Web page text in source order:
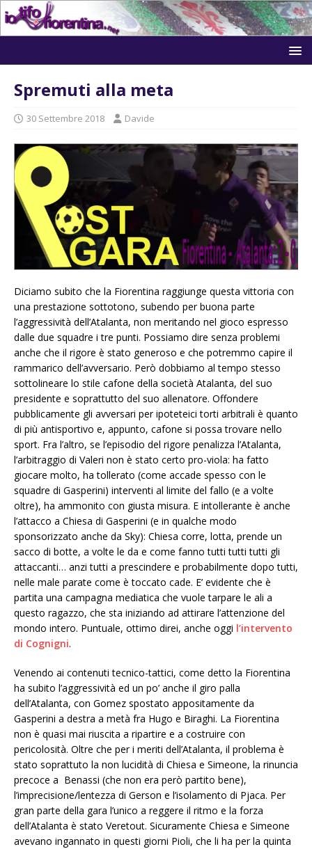
Spremuti alla meta
30 Settembre 2018 Davide
Diciamo subito che la Fiorentina raggiunge questa vittoria con
una prestazione sottotono, subendo per buona parte
l’aggressività dell’Atalanta, non meritando nel gioco espresso
dalle due squadre i tre punti. Possiamo dire senza problemi
anche che il rigore è stato generoso e che potremmo capire il
rammarico dell’avversario. Però dobbiamo al tempo stesso
sottolineare lo stile cafone della società Atalanta, del suo
presidente e soprattutto del suo allenatore. Offondere
pubblicamente gli avversari per ipoteteici torti arbitrali è quanto
di più antisportivo e, appunto, cafone si possa trovare nello
sport. Fra l’altro, se l’episodio del rigore penalizza l’Atalanta,
l’arbitraggio di Valeri non è stato certo pro-viola: ha fatto
giocare molto, ha tollerato (come accade spesso con le
squadre di Gasperini) interventi al limite del fallo (e a volte
oltre), ha ammonito con giusta misura. E intollerante è anche
l’attacco a Chiesa di Gasperini (e in qualche modo
sponsorizzato anche da Sky): Chiesa corre, lotta, prende un
sacco di botte, a volte le da e come fanno tutti tutti tutti gli
attaccanti… anzi tutti a prescindere e probabilmente dopo tutti,
nelle male parate come è toccato cade. E’ evidente che è
partita una campagna mediatica che vuole tarpare le ali a
questo ragazzo, che sta iniziando ad attirare l’attenzione del
mondo intero. Puntuale, ottimo direi, anche oggi l’intervento
di Cognigni.
Venendo ai contenuti tecnico-tattici, come detto la Fiorentina
ha subito l’aggressività ed un po’ anche il giro palla
dell’Atalanta, con Gomez spostato appositamente da
Gasperini a destra a metà fra Hugo e Biraghi. La Fiorentina
non è quasi mai riuscita a ripartire e a costruire con
pericolosità. Oltre che per i meriti dell’Atalanta, il problema è
stato soprattuto la non lucidità di Chiesa e Simeone, la rinuncia
precoce a Benassi (che non era però partito bene),
l’imprecisione/lentezza di Gerson e l’isolamento di Pjaca. Per
gran parte della gara l’unico a reggere il ritmo e la forza
dell’Atalanta è stato Veretout. Sicuramente Chiesa e Simeone
avevano ingannato in questi giorni Pioli, che li ha per la quinta